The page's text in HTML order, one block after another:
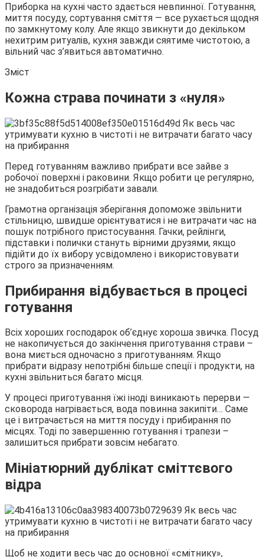
Приборка на кухні часто здається невпинної. Готування,
миття посуду, сортування сміття — все рухається щодня
по замкнутому колу. Але якщо звикнути до декільком
нехитрим ритуалів, кухня завжди сяятиме чистотою, а
вільний час з’явиться автоматично.
Зміст
Кожна страва починати з «нуля»
Перед готуванням важливо прибрати все зайве з
робочої поверхні і раковини. Якщо робити це регулярно,
не знадобиться розгрібати завали.
Грамотна організація зберігання допоможе звільнити
стільницю, швидше орієнтуватися і не витрачати час на
пошук потрібного пристосування. Гачки, рейлінги,
підставки і полички стануть вірними друзями, якщо
підійти до їх вибору усвідомлено і використовувати
строго за призначенням.
Прибирання відбувається в процесі
готування
Всіх хороших господарок об’єднує хороша звичка. Посуд
не накопичується до закінчення приготування страви –
вона миється одночасно з приготуванням. Якщо
прибрати відразу непотрібні більше спеції і продукти, на
кухні звільниться багато місця.
У процесі приготування їжі іноді виникають перерви —
сковорода нагрівається, вода повинна закипіти… Саме
це і витрачається на миття посуду і прибирання по
місцях. Тоді по завершенню готування і трапези –
залишиться прибрати зовсім небагато.
Мініатюрний дублікат сміттєвого
відра
Щоб не ходити весь час до основної «смітнику»,